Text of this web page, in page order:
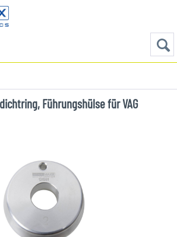
Führungshülse für VAG